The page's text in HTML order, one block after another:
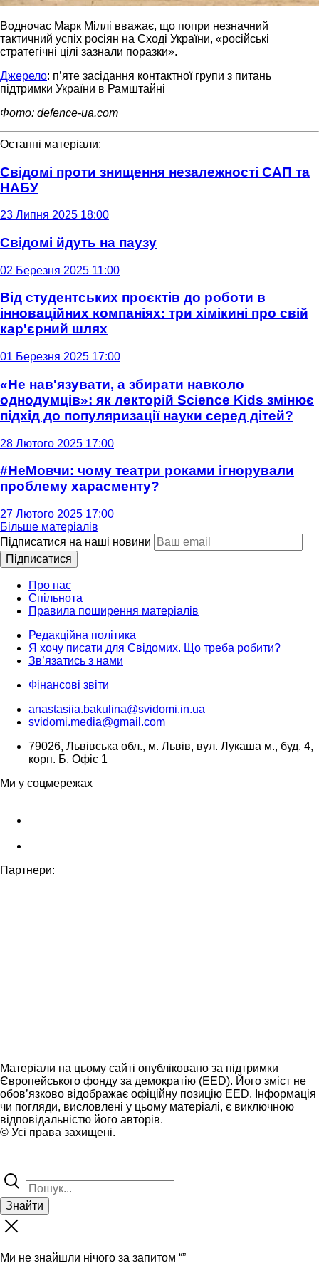
Водночас Марк Міллі вважає, що попри незначний
тактичний успіх росіян на Сході України, «російські
стратегічні цілі зазнали поразки».
Джерело: п’яте засідання контактної групи з питань
підтримки України в Рамштайні
Фото: defence-ua.com
Останні матеріали:
Свідомі проти знищення незалежності САП та
НАБУ
23 Липня 2025 18:00
Свідомі йдуть на паузу
02 Березня 2025 11:00
Від студентських проєктів до роботи в
інноваційних компаніях: три хімікині про свій
кар'єрний шлях
01 Березня 2025 17:00
«Не нав'язувати, а збирати навколо
однодумців»: як лекторій Science Kids змінює
підхід до популяризації науки серед дітей?
28 Лютого 2025 17:00
#НеМовчи: чому театри роками ігнорували
проблему харасменту?
27 Лютого 2025 17:00
Більше матеріалів
Підписатися на наші новини
Підписатися
Про нас
Спільнота
Правила поширення матеріалів
Редакційна політика
Я хочу писати для Свідомих. Що треба робити?
Зв’язатись з нами
Фінансові звіти
anastasiia.bakulina@svidomi.in.ua
svidomi.media@gmail.com
79026, Львівська обл., м. Львів, вул. Лукаша м., буд. 4,
корп. Б, Офіс 1
Ми у соцмережах
Партнери:
Матеріали на цьому сайті опубліковано за підтримки
Європейського фонду за демократію (EED). Його зміст не
обов’язково відображає офіційну позицію EED. Інформація
чи погляди, висловлені у цьому матеріалі, є виключною
відповідальністю його авторів.
© Усі права захищені.
Знайти
Ми не знайшли нічого за запитом “”